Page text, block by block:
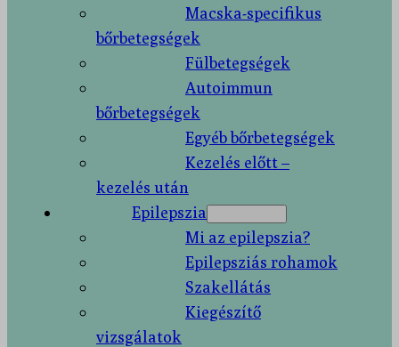
Macska-specifikus
bőrbetegségek
Fülbetegségek
Autoimmun
bőrbetegségek
Egyéb bőrbetegségek
Kezelés előtt –
kezelés után
Epilepszia
Mi az epilepszia?
Epilepsziás rohamok
Szakellátás
Kiegészítő
vizsgálatok